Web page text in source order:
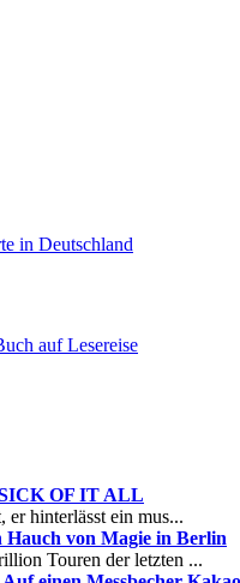
in Deutschland
auf Lesereise
OF IT ALL
er hinterlässt ein mus...
von Magie in Berlin
Touren der letzten ...